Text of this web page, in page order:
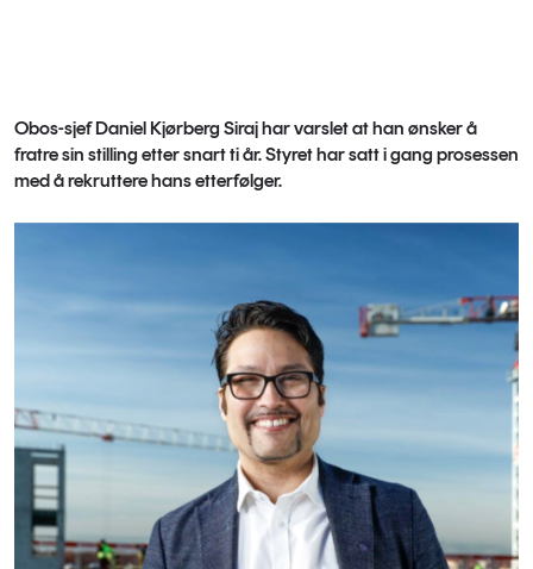
Obos-sjef Daniel Kjørberg Siraj har varslet at han ønsker å
fratre sin stilling etter snart ti år. Styret har satt i gang prosessen
med å rekruttere hans etterfølger.